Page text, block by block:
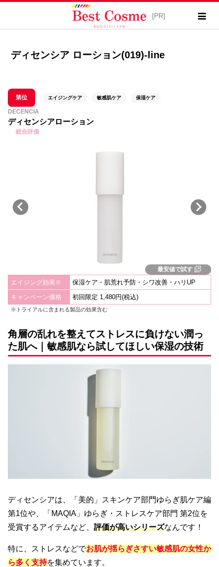
ディセンシア ローション(019)-line
第位 エイジングケア 敏感肌ケア 保湿ケア
DECENCIA
ディセンシアローション
総合評価
最安値で試す
エイジング効果 ※
保湿ケア・肌荒れ予防・シワ改善・ハリUP
キャンペーン価格
初回限定 1,480円(税込)
※トライアルに含まれる製品の効果含む
角層の乱れを整えてストレスに負けない潤っ
た肌へ｜ 敏感肌なら試してほしい保湿の技術
ディセンシアは、「美的」スキンケア部門ゆらぎ肌ケア編
第1位や、「MAQIA」ゆらぎ・ストレスケア部門 第2位を
受賞するアイテムなど、 評価が高いシリーズなんです！
特に、ストレスなどでお肌が揺らぎさすい敏感肌の女性か
ら多く支持を集めています。